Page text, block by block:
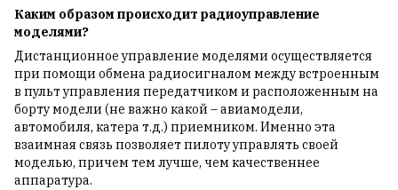
Каким образом происходит радиоуправление
моделями?
Дистанционное управление моделями осуществляется
при помощи обмена радиосигналом между встроенным
в пульт управления передатчиком и расположенным на
борту модели (не важно какой – авиамодели,
автомобиля, катера т.д.) приемником. Именно эта
взаимная связь позволяет пилоту управлять своей
моделью, причем тем лучше, чем качественнее
аппаратура.